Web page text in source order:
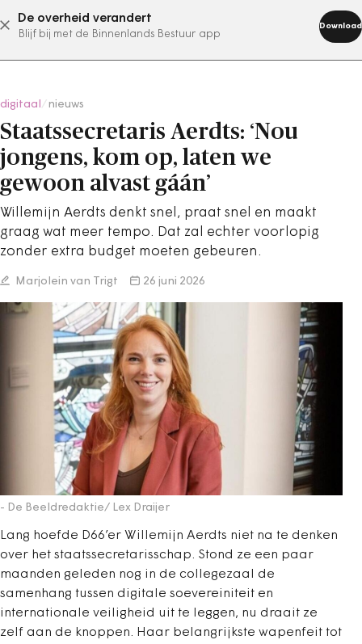
De overheid verandert
Blijf bij met de Binnenlands Bestuur app
Download
abonneer nu
digitaal nieuws
Staatssecretaris Aerdts: ‘Nou
jongens, kom op, laten we
gewoon alvast gáán’
Willemijn Aerdts denkt snel, praat snel en maakt
graag wat meer tempo. Dat zal echter voorlopig
zonder extra budget moeten gebeuren.
Marjolein van Trigt 26 juni 2026
- De Beeldredaktie/ Lex Draijer
Lang hoefde D66’er Willemijn Aerdts niet na te denken
over het staatssecretarisschap. Stond ze een paar
maanden geleden nog in de collegezaal de
samenhang tussen digitale soevereiniteit en
internationale veiligheid uit te leggen, nu draait ze
zelf aan de knoppen. Haar belangrijkste wapenfeit tot